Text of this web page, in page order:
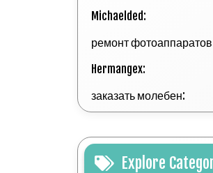
Michaelded:
ремонт фотоаппаратов
Hermangex:
заказать молебен:
Explore